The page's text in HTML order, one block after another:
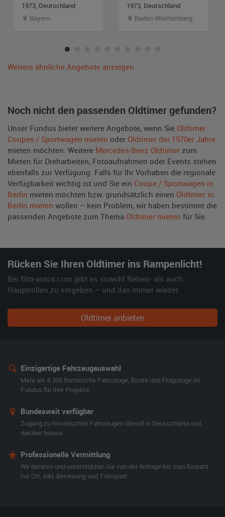
1973, Deutschland
Bayern
1973, Deutschland
Baden-Württemberg
Weitere ähnliche Angebote anzeigen
Noch nicht den passenden Oldtimer gefunden?
Unser Fundus bietet weitere Angebote, wenn Sie Oldtimer
Coupes / Sportwagen mieten oder Oldtimer der 1970er Jahre
mieten möchten. Weitere Mercedes-Benz Oldtimer zum
Mieten für Dreharbeiten, Fotoaufnahmen oder Events stehen
ebenfalls zur Verfügung. Falls für Ihr Vorhaben die regionale
Verfügbarkeit wichtig ist und Sie ein Coupe / Sportwagen in
Berlin mieten möchten bzw. grundsätzlich einen Oldtimer in
Berlin mieten wollen – kein Problem, wir haben bestimmt die
passenden Angebote zum Thema Oldtimer mieten für Sie.
Rücken Sie Ihren Oldtimer ins Rampenlicht!
Bei film-autos.com gibt es sowohl Neben- als auch
Hauptrollen zu vergeben – und das immer wieder.
Oldtimer anbieten
Einzigartige Fahrzeugauswahl
Mehr als 4.300 historische Fahrzeuge, Boote und Flugzeuge im
Fundus für Ihre Projekte.
Bundesweit verfügbar
Zugang zu historischen Fahrzeugen überall in Deutschland und
darüber hinaus.
Professionelle Vermittlung
Wir beraten und unterstützen Sie von der Anfrage bis zum Einsatz
vor Ort, inkl. Betreuung und Transport.